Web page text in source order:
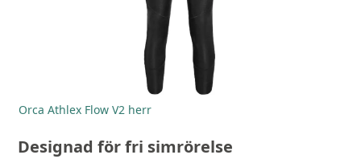
Orca Athlex Flow V2 herr
Designad för fri simrörelse